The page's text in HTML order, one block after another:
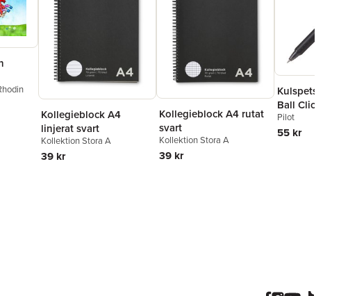
Kollegieblock A4
linjerat svart
Kollektion Stora A
39 kr
Kollegieblock A4 rutat
svart
Kollektion Stora A
39 kr
Ball Clicker
raderbar
Pilot
55 kr